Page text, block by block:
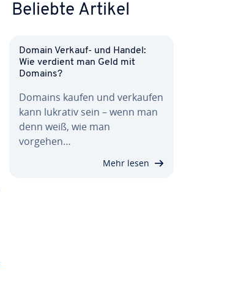
Beliebte Artikel
Domain Verkauf- und Handel:
Wie verdient man Geld mit
Domains?
Domains kaufen und verkaufen
kann lukrativ sein – wenn man
denn weiß, wie man
vorgehen…
Mehr lesen